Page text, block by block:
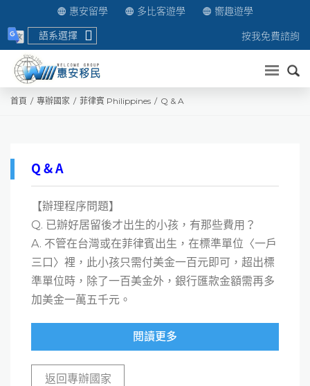
惠安留學 多比客遊學
嚮趣遊學
語系選擇
按我免費諮詢
送出
首頁 專辦國家 菲律賓 Philippines Q & A
Q & A
【辦理程序問題】
Q. 已辦好居留後才出生的小孩，有那些費用？
A. 不管在台灣或在菲律賓出生，在標準單位〈一戶
三口〉裡，此小孩只需付美金一百元即可，超出標
準單位時，除了一百美金外，銀行匯款金額需再多
加美金一萬五千元。
閱讀更多
返回專辦國家